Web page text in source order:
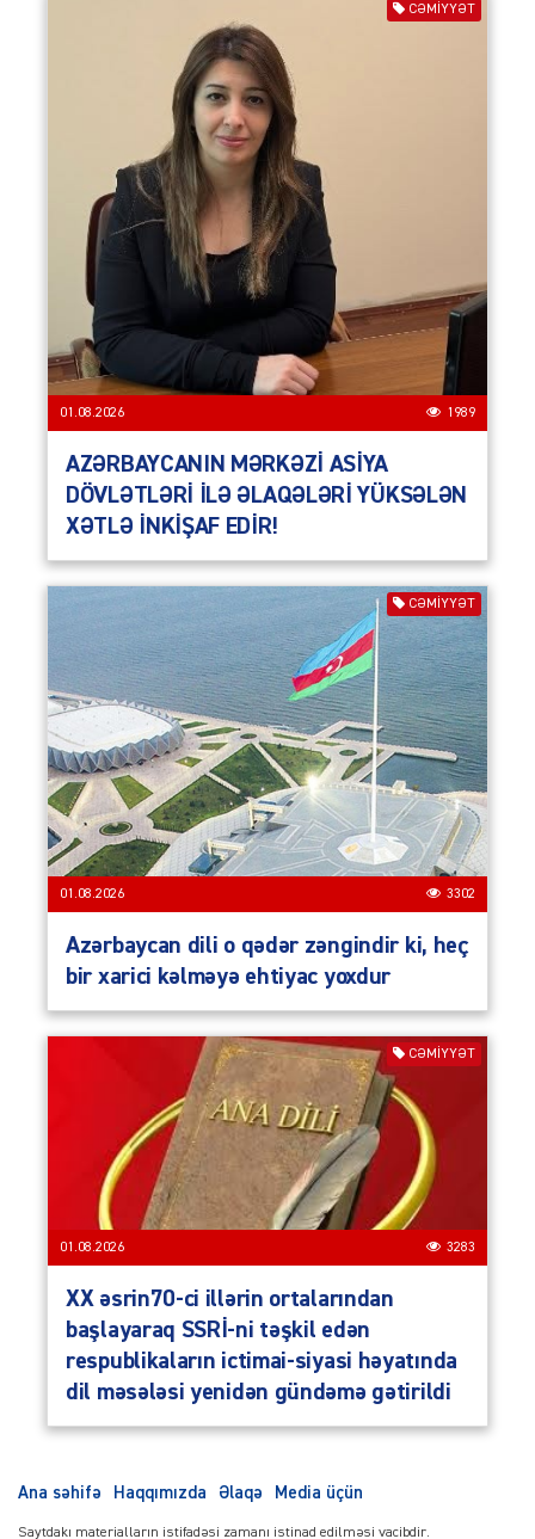
CƏMIYYƏT
01.08.2026 1989
AZƏRBAYCANIN MƏRKƏZİ ASİYA
DÖVLƏTLƏRİ İLƏ ƏLAQƏLƏRİ YÜKSƏLƏN
XƏTLƏ İNKİŞAF EDİR!
CƏMIYYƏT
01.08.2026 3302
Azərbaycan dili o qədər zəngindir ki, heç
bir xarici kəlməyə ehtiyac yoxdur
CƏMIYYƏT
01.08.2026 3283
XX əsrin70-ci illərin ortalarından
başlayaraq SSRİ-ni təşkil edən
respublikaların ictimai-siyasi həyatında
dil məsələsi yenidən gündəmə gətirildi
Ana səhifə Haqqımızda Əlaqə Media üçün
Saytdakı materialların istifadəsi zamanı istinad edilməsi vacibdir.